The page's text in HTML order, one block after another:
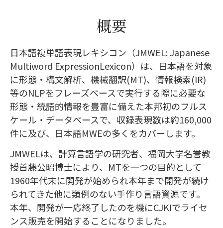
概要
日本語複単語表現レキシコン（JMWEL: Japanese
Multiword ExpressionLexicon）は、日本語を対象
に形態・構文解析、機械翻訳(MT)、情報検索(IR)
等のNLPをフレーズベースで実行する際に必要な
形態・統語的情報を豊富に備えた本邦初のフルス
ケール・データベースで、収録表現数は約160,000
件に及び、日本語MWEの多くをカバーします。
JMWELは、計算言語学の研究者、福岡大学名誉教
授首藤公昭博士により、MTを一つの目的として
1960年代末に開発が始められ本年まで開発が続け
られてきた他に類例のない手作り言語資源です。
本年、開発が一応終了したのを機にCJKIでライセ
ンス販売を開始することになりました。